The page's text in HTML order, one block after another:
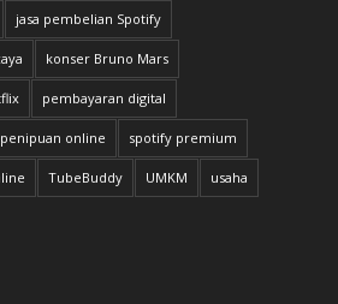
jasa pembelian Spotify
konser Bruno Mars
pembayaran digital
penipuan online spotify premium
TubeBuddy UMKM usaha